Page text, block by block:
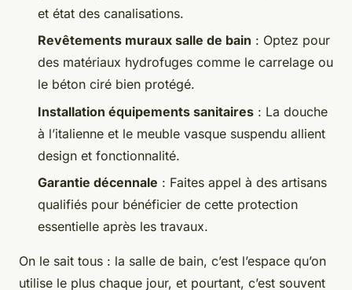
et état des canalisations.
Revêtements muraux salle de bain : Optez pour
des matériaux hydrofuges comme le carrelage ou
le béton ciré bien protégé.
Installation équipements sanitaires : La douche
à l’italienne et le meuble vasque suspendu allient
design et fonctionnalité.
Garantie décennale : Faites appel à des artisans
qualifiés pour bénéficier de cette protection
essentielle après les travaux.
On le sait tous : la salle de bain, c’est l’espace qu’on
utilise le plus chaque jour, et pourtant, c’est souvent